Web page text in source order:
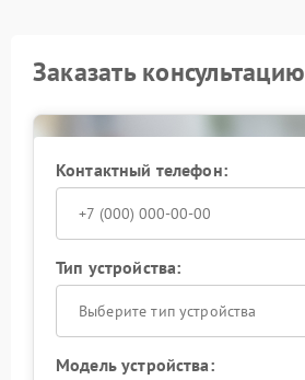
Заказать консультацию
Контактный телефон:
Тип устройства:
Выберите тип устройства
Модель устройства: